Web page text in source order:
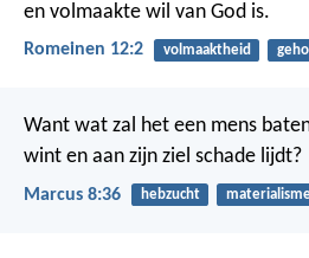
en volmaakte wil van God is.
Romeinen 12:2 volmaaktheid
Want wat zal het een mens
wint en aan zijn ziel schade lijdt?
Marcus 8:36 hebzucht